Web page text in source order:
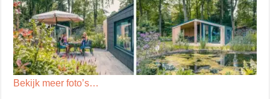
Bekijk meer foto’s…